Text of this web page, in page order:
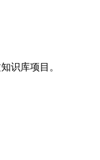
识库项目。